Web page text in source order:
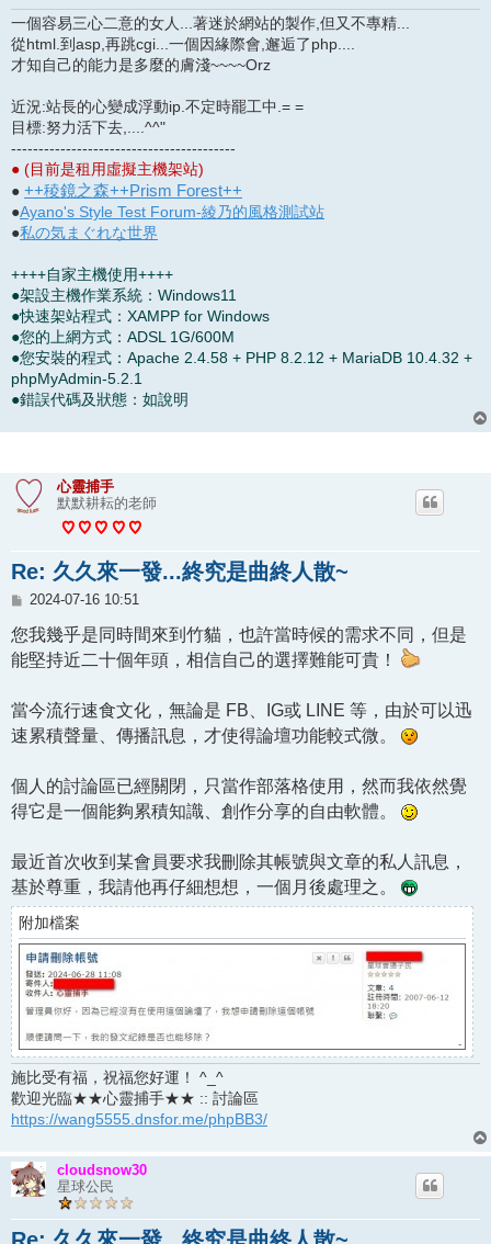
一個容易三心二意的女人...著迷於網站的製作,但又不專精...
從html.到asp,再跳cgi...一個因緣際會,邂逅了php....
才知自己的能力是多麼的膚淺~~~~Orz
近況:站長的心變成浮動ip.不定時罷工中.= =
目標:努力活下去,....^^"
-----------------------------------------
● (目前是租用虛擬主機架站)
● ++稜鏡之森++Prism Forest++
●Ayano's Style Test Forum-綾乃的風格測試站
●私の気まぐれな世界
++++自家主機使用++++
●架設主機作業系統：Windows11
●快速架站程式：XAMPP for Windows
●您的上網方式：ADSL 1G/600M
●您安裝的程式：Apache 2.4.58 + PHP 8.2.12 + MariaDB 10.4.32 +
phpMyAdmin-5.2.1
●錯誤代碼及狀態：如說明
心靈捕手
默默耕耘的老師
Re: 久久來一發...終究是曲終人散~
文
2024-07-16 10:51
您我幾乎是同時間來到竹貓，也許當時候的需求不同，但是
能堅持近二十個年頭，相信自己的選擇難能可貴！
當今流行速食文化，無論是 FB、IG或 LINE 等，由於可以迅
速累積聲量、傳播訊息，才使得論壇功能較式微。
個人的討論區已經關閉，只當作部落格使用，然而我依然覺
得它是一個能夠累積知識、創作分享的自由軟體。
最近首次收到某會員要求我刪除其帳號與文章的私人訊息，
基於尊重，我請他再仔細想想，一個月後處理之。
附加檔案
施比受有福，祝福您好運！ ^_^
歡迎光臨★★心靈捕手★★ :: 討論區
https://wang5555.dnsfor.me/phpBB3/
cloudsnow30
星球公民